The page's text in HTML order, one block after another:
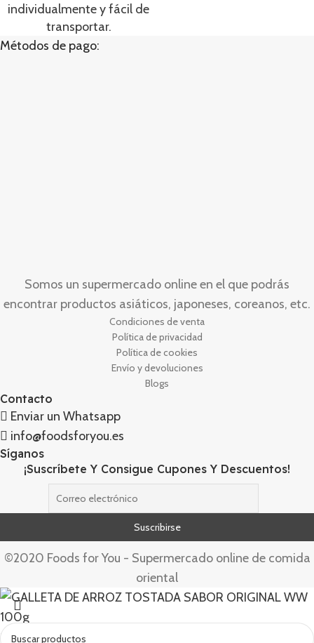
individualmente y fácil de
transportar.
Métodos de pago:
Somos un supermercado online en el que podrás
encontrar productos asiáticos, japoneses, coreanos, etc.
Condiciones de venta
Política de privacidad
Política de cookies
Envío y devoluciones
Blogs
Contacto
Enviar un Whatsapp
info@foodsforyou.es
Síganos
¡Suscríbete Y Consigue Cupones Y Descuentos!
©2020 Foods for You - Supermercado online de comida
oriental
GALLETA DE ARROZ TOSTADA SABOR ORIGINAL